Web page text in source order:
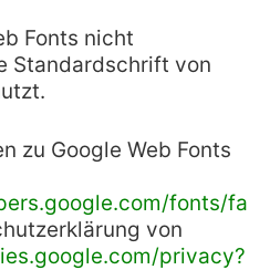
Fonts nicht
Standardschrift von
zu Google Web Fonts
fonts/fa
von
privacy?